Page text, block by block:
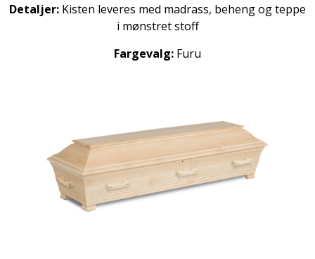
Detaljer: Kisten leveres med madrass, beheng og teppe
i mønstret stoff
Fargevalg: Furu